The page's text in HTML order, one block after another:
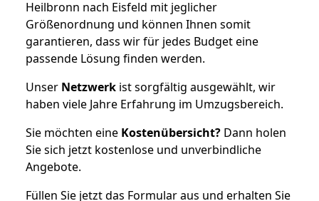
Heilbronn nach Eisfeld mit jeglicher
Größenordnung und können Ihnen somit
garantieren, dass wir für jedes Budget eine
passende Lösung finden werden.
Unser Netzwerk ist sorgfältig ausgewählt, wir
haben viele Jahre Erfahrung im Umzugsbereich.
Sie möchten eine Kostenübersicht? Dann holen
Sie sich jetzt kostenlose und unverbindliche
Angebote.
Füllen Sie jetzt das Formular aus und erhalten Sie